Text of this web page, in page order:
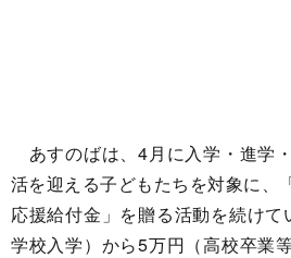
あすのばは、4月に入学・進学
活を迎える子どもたちを対象に、
応援給付金」を贈る活動を続け
学校入学）から5万円（高校卒業